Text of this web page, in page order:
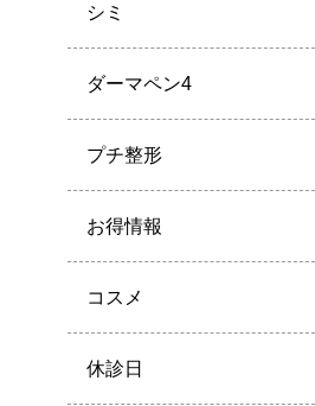
シミ
ダーマペン4
プチ整形
お得情報
コスメ
休診日